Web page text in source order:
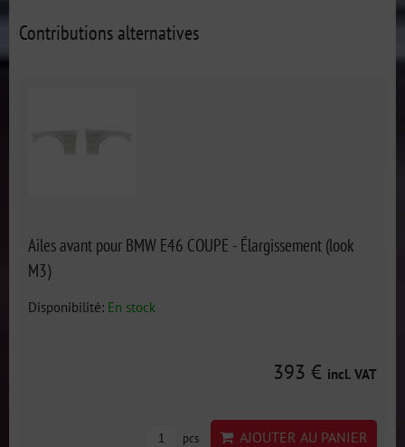
Contributions alternatives
Ailes avant pour BMW E46 COUPE - Élargissement (look
M3)
Disponibilité: En stock
393 € incl. VAT
pcs AJOUTER AU PANIER